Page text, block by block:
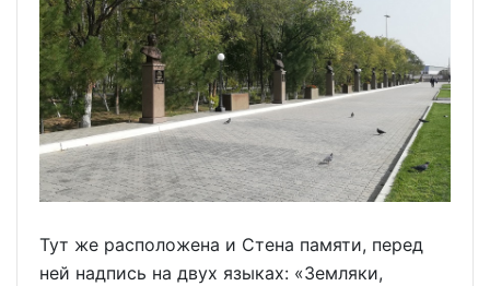
Тут же расположена и Стена памяти, перед
ней надпись на двух языках: «Земляки,